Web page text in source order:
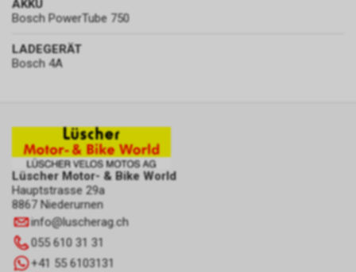
AKKU
Bosch PowerTube 750
LADEGERÄT
Bosch 4A
Lüscher Motor- & Bike World
Hauptstrasse 29a
8867 Niederurnen
info@luscherag.ch
055 610 31 31
+41 55 6103131